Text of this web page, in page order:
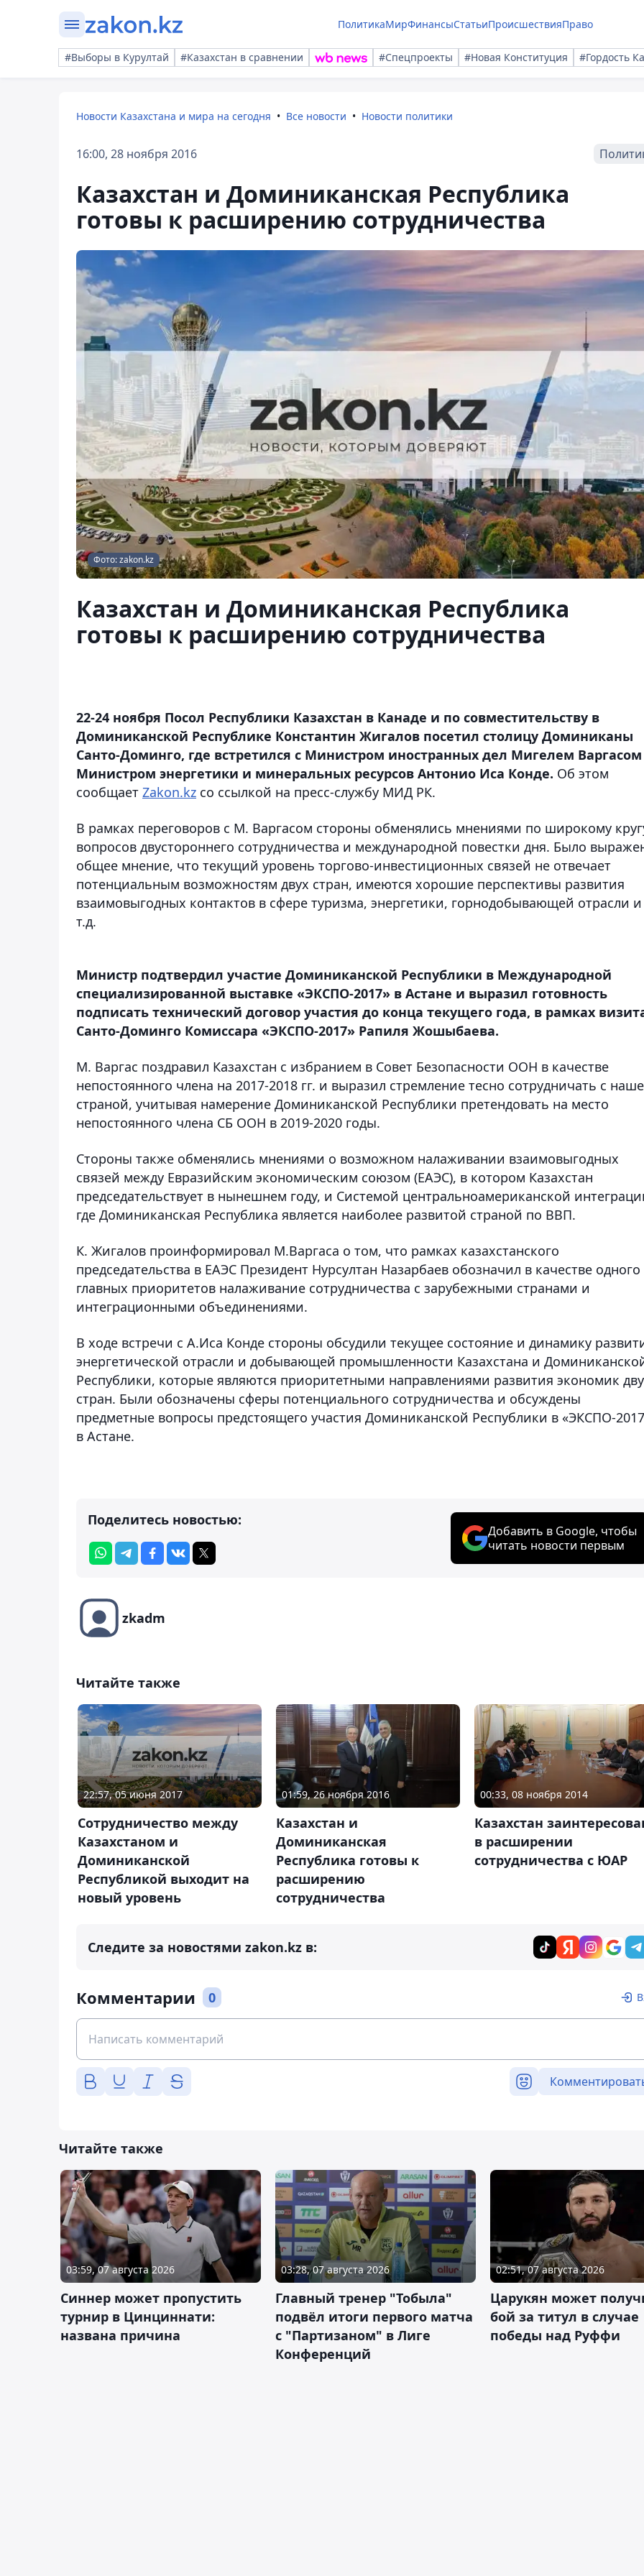
ПолитикаМирФинансыСтатьиПроисшествияПраво
#Выборы в Курултай #Казахстан в сравнении #Спецпроекты #Новая Конституция #Гордость
Новости Казахстана и мира на сегодня Все новости Новости политики
16:00, 28 ноября 2016
Казахстан и Доминиканская Республика
готовы к расширению сотрудничества
Фото: zakon.kz
Казахстан и Доминиканская Республика
готовы к расширению сотрудничества
22-24 ноября Посол Республики Казахстан в Канаде и по совместительству в
Доминиканской Республике Константин Жигалов посетил столицу Доминиканы
Санто-Доминго, где встретился с Министром иностранных дел Мигелем
Министром энергетики и минеральных ресурсов Антонио Иса Конде. Об этом
сообщает Zakon.kz со ссылкой на пресс-службу МИД РК.
В рамках переговоров с М. Варгасом стороны обменялись мнениями по широкому
вопросов двустороннего сотрудничества и международной повестки дня. Было
общее мнение, что текущий уровень торгово-инвестиционных связей не отвечает
потенциальным возможностям двух стран, имеются хорошие перспективы развития
взаимовыгодных контактов в сфере туризма, энергетики, горнодобывающей отрасли и
т.д.
Министр подтвердил участие Доминиканской Республики в Международной
специализированной выставке «ЭКСПО-2017» в Астане и выразил готовность
подписать технический договор участия до конца текущего года, в рамках
Санто-Доминго Комиссара «ЭКСПО-2017» Рапиля Жошыбаева.
М. Варгас поздравил Казахстан с избранием в Совет Безопасности ООН в качестве
непостоянного члена на 2017-2018 гг. и выразил стремление тесно сотрудничать с
страной, учитывая намерение Доминиканской Республики претендовать на место
непостоянного члена СБ ООН в 2019-2020 годы.
Стороны также обменялись мнениями о возможном налаживании взаимовыгодных
связей между Евразийским экономическим союзом (ЕАЭС), в котором Казахстан
председательствует в нынешнем году, и Системой центральноамериканской
где Доминиканская Республика является наиболее развитой страной по ВВП.
К. Жигалов проинформировал М.Варгаса о том, что рамках казахстанского
председательства в ЕАЭС Президент Нурсултан Назарбаев обозначил в качестве одного
главных приоритетов налаживание сотрудничества с зарубежными странами и
интеграционными объединениями.
В ходе встречи с А.Иса Конде стороны обсудили текущее состояние и динамику
энергетической отрасли и добывающей промышленности Казахстана и
Республики, которые являются приоритетными направлениями развития экономик
стран. Были обозначены сферы потенциального сотрудничества и обсуждены
предметные вопросы предстоящего участия Доминиканской Республики в «ЭКСПО-
в Астане.
Поделитесь новостью:
Добавить в Google, чтобы
читать новости первым
zkadm
Читайте также
22:57, 05 июня 2017
Сотрудничество между
Казахстаном и
Доминиканской
Республикой выходит на
новый уровень
01:59, 26 ноября 2016
Казахстан и
Доминиканская
Республика готовы к
расширению
сотрудничества
00:33, 08 ноября 2014
Казахстан
в расширении
сотрудничества с ЮАР
Следите за новостями zakon.kz в:
Комментарии 0
Читайте также
03:59, 07 августа 2026
Синнер может пропустить
турнир в Цинциннати:
названа причина
03:28, 07 августа 2026
Главный тренер "Тобыла"
подвёл итоги первого матча
с "Партизаном" в Лиге
Конференций
02:51, 07 августа 2026
Царукян может
бой за титул в случае
победы над Руффи